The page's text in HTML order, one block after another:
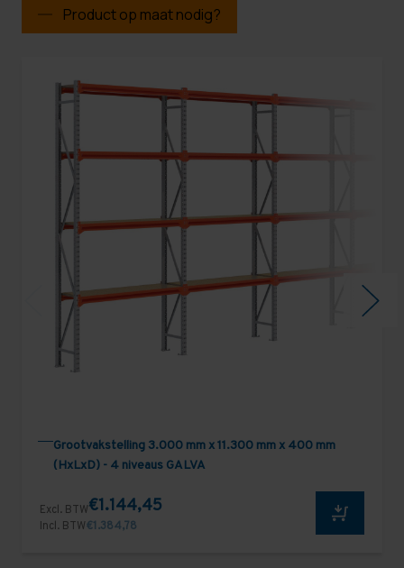
Product op maat nodig?
Grootvakstelling 3.000 mm x 11.300 mm x 400 mm
(HxLxD) - 4 niveaus GALVA
Excl. BTW€1.144,45
Incl. BTW€1.384,78